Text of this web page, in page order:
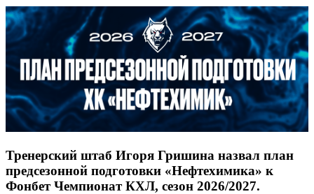
Тренерский штаб Игоря Гришина назвал план
предсезонной подготовки «Нефтехимика» к
Фонбет Чемпионат КХЛ, сезон 2026/2027.